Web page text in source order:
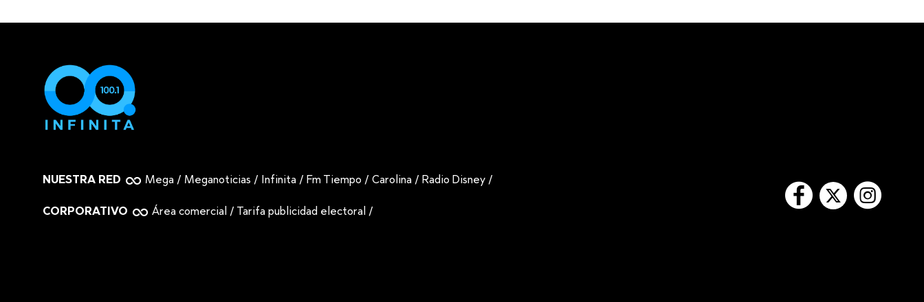
NUESTRA RED Mega / Meganoticias / Infinita /Fm Tiempo /Carolina /Radio Disney /
CORPORATIVO Área comercial / Tarifa publicidad electoral /